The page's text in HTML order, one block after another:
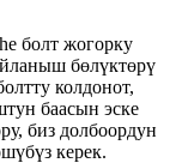
болт жогорку
бөлүктөрү
колдонот,
баасын эске
биз долбоордун
керек.